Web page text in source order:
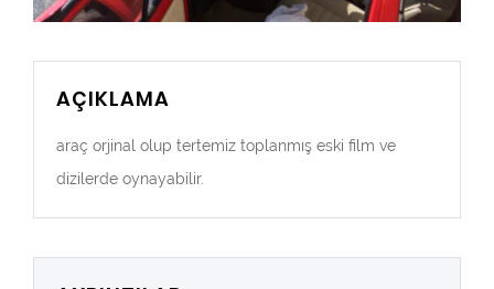
AÇIKLAMA
araç orjinal olup tertemiz toplanmış eski film ve
dizilerde oynayabilir.